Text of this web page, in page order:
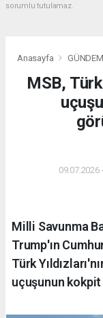
sorumlu tutulamaz.
Anasayfa GÜNDEM
MSB,
09.07.2026
Milli Savunma
Trump'ın
Türk
uçuşunun